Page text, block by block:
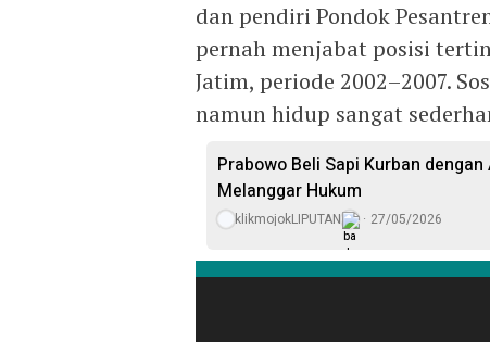
dan pendiri Pondok
pernah menjabat posisi
Jatim, periode 2002–2007.
namun hidup sangat
Prabowo Beli Sapi Kurban
Melanggar Hukum
klikmojokLIPUTAN 27/05/2026